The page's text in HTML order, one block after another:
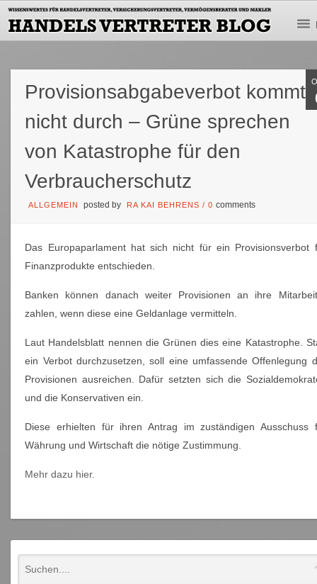
Provisionsabgabeverbot kommt
nicht durch – Grüne sprechen
von Katastrophe für den
Verbraucherschutz
ALLGEMEIN posted by RA KAI BEHRENS /0comments
Das Europaparlament hat sich nicht für ein Provisionsverbot
Finanzprodukte entschieden.
Banken können danach weiter Provisionen an ihre
zahlen, wenn diese eine Geldanlage vermitteln.
Laut Handelsblatt nennen die Grünen dies eine Katastrophe.
ein Verbot durchzusetzen, soll eine umfassende Offenlegung
Provisionen ausreichen. Dafür setzten sich die
und die Konservativen ein.
Diese erhielten für ihren Antrag im zuständigen Ausschuss
Währung und Wirtschaft die nötige Zustimmung.
Mehr dazu hier.